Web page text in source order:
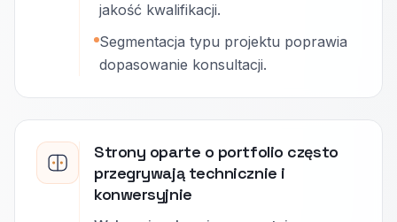
jakość kwalifikacji.
Segmentacja typu projektu poprawia
dopasowanie konsultacji.
Strony oparte o portfolio często
przegrywają technicznie i
konwersyjnie